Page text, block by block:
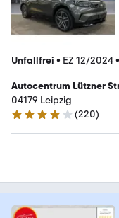
Unfallfrei • EZ 12/2024•
Autocentrum Lützner
04179 Leipzig
4 Sterne
(220)